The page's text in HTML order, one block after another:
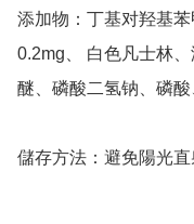
添加物：丁基对羟基
0.2mg、 白色凡士林
醚、磷酸二氢钠、磷酸
儲存方法：避免陽光直